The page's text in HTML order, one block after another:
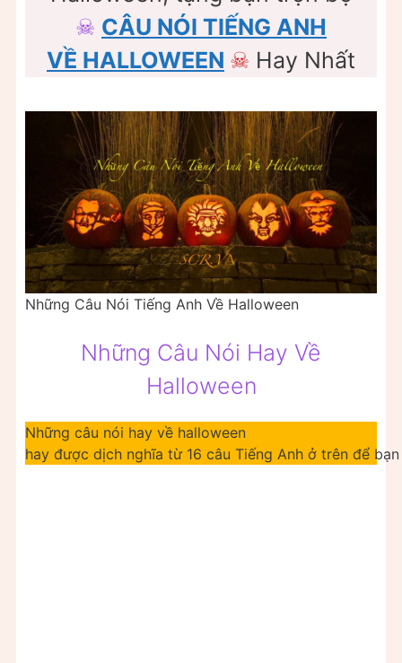
☠ CÂU NÓI TIẾNG ANH
VỀ HALLOWEEN ☠ Hay Nhất
Những Câu Nói Tiếng Anh Về Halloween
Những Câu Nói Hay Về
Halloween
Những câu nói hay về halloween
hay được dịch nghĩa từ 16 câu Tiếng Anh ở trên để